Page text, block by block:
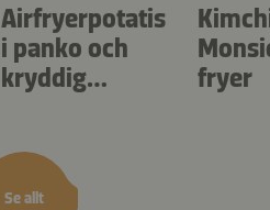
Se allt
Airfryerpotatis
i panko och
kryddig
fryer